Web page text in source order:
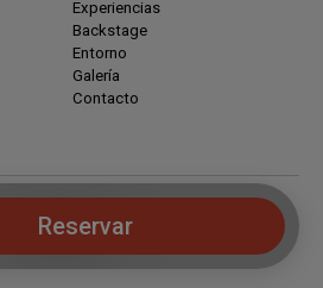
Reservar
Experiencias
Backstage
Entorno
Galería
Contacto
Powered by keytel